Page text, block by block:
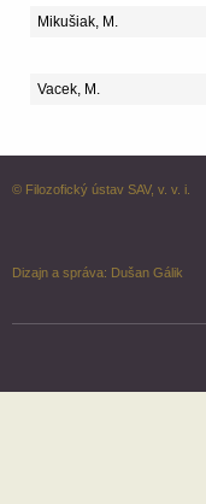
Mikušiak, M.
Vacek, M.
© Filozofický ústav SAV, v. v. i.
Dizajn a správa: Dušan Gálik